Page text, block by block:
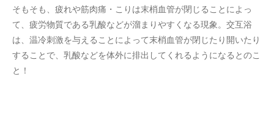
そもそも、疲れや筋肉痛・こりは末梢血管が閉じることによっ
て、疲労物質である乳酸などが溜まりやすくなる現象。交互浴
は、温冷刺激を与えることによって末梢血管が閉じたり開いたり
することで、乳酸などを体外に排出してくれるようになるとのこ
と！